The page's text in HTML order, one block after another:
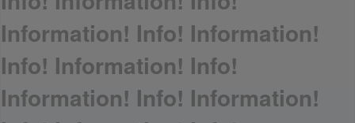
Information! Info! Information!
Info! Information! Info!
Information! Info! Information!